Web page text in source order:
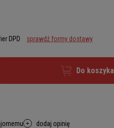
DPD sprawdź formy dostawy
Do koszyka
dodaj opinię